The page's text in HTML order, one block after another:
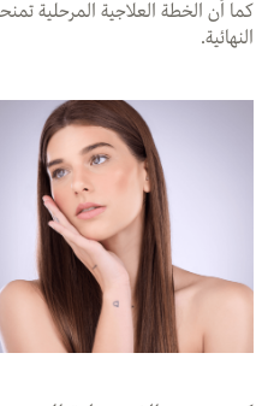
كما أن الخطة العلاجية المرحلية
النهائية.